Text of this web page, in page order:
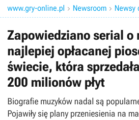
www.gry-online.pl  Newsroom  Newsy
Zapowiedziano serial o
najlepiej opłacanej
świecie, która
200 milionów płyt
Biografie muzyków nadal są
Pojawiły się plany przeniesienia na